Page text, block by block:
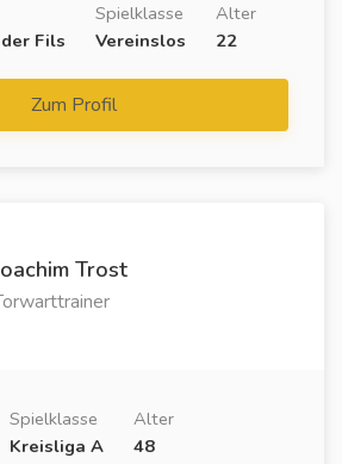
Fils
Spielklasse
Vereinslos
Alter
22
Zum Profil
Trost
Spielklasse
Kreisliga A
Alter
48